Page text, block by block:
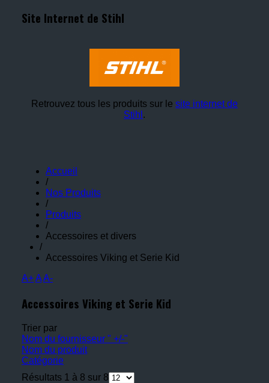
Site Internet de Stihl
Retrouvez tous les produits sur le site internet de
Stihl .
Accueil
/
Nos Produits
/
Produits
/
Accessoires et divers
/
Accessoires Viking et Serie Kid
A+AA-
Accessoires Viking et Serie Kid
Trier par
Nom du fournisseur " +/-"
Nom du produit
Catégorie
Résultats 1 à 8 sur 8